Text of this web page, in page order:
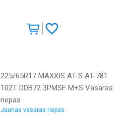
225/65R17 MAXXIS AT-S AT-781
102T DDB72 3PMSF M+S Vasaras
riepas
Jaunas vasaras riepas